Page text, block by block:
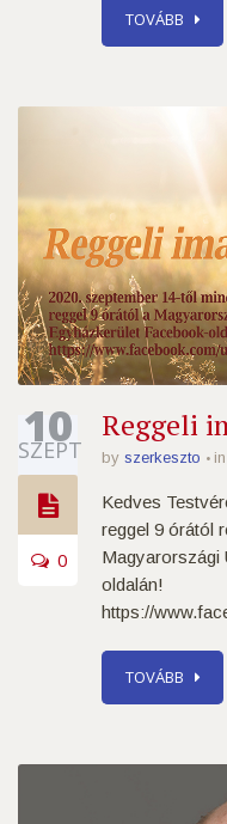
TOVÁBB
10
SZEPT
0
Reggeli
by szerkeszto in
Kedves
reggel 9 órától
Magyarországi
oldalán!
https://
TOVÁBB